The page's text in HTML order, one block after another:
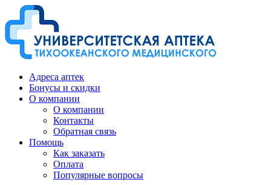
Адреса аптек
Бонусы и скидки
О компании
О компании
Контакты
Обратная связь
Помощь
Как заказать
Оплата
Популярные вопросы